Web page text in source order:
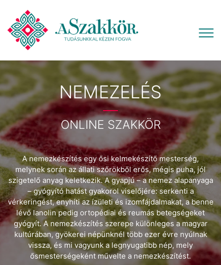
NEMEZELÉS
ONLINE SZAKKÖR
A nemezkészítés egy ősi kelmekészítő mesterség,
melynek során az állati szőrökből erős, mégis puha, jól
szigetelő anyag keletkezik. A gyapjú – a nemez alapanyaga
– gyógyító hatást gyakorol viselőjére: serkenti a
vérkeringést, enyhíti az ízületi és izomfájdalmakat, a benne
lévő lanolin pedig ortopédiai és reumás betegségeket
gyógyít. A nemezkészítés szerepe különleges a magyar
kultúrában, gyökerei népünknél több ezer évre nyúlnak
vissza, és mi vagyunk a legnyugatibb nép, mely
ősmesterségeként művelte a nemezkészítést.